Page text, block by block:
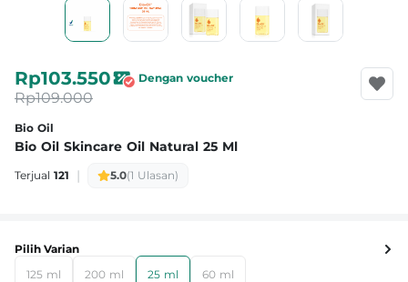
Bio Oil
Bio Oil Skincare Oil Natural 25 Ml
Terjual 121 | 5.0(1 Ulasan)
Rp103.550 Dengan voucher
Rp109.000
Pilih Varian
125 ml
200 ml 25 ml 60 ml